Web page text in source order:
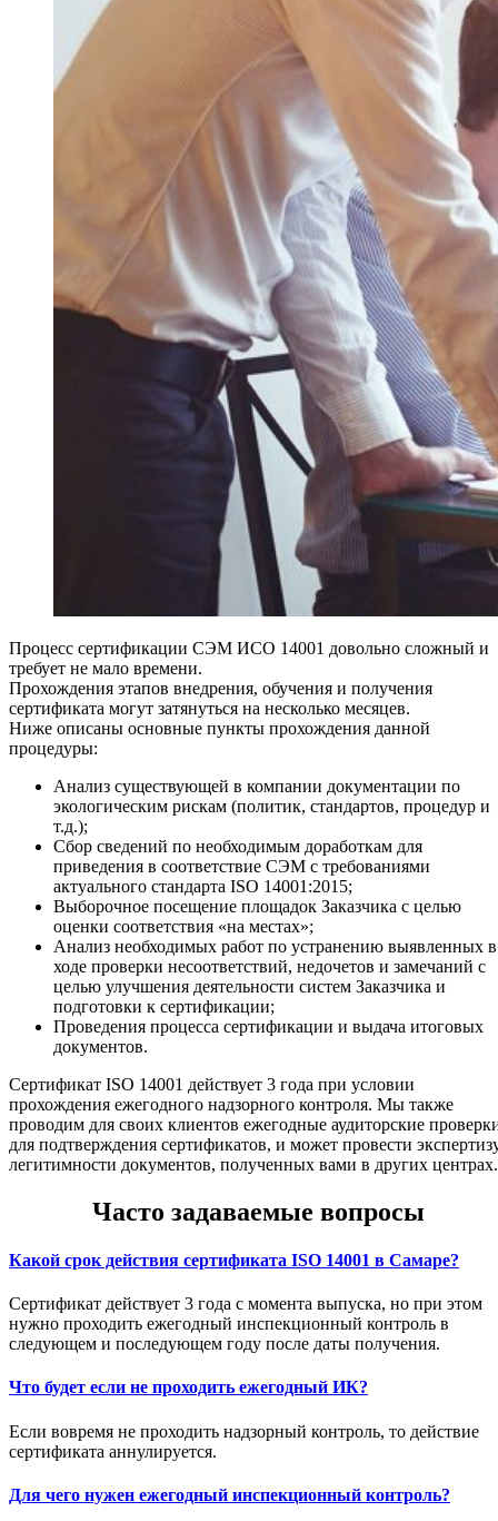
Процесс сертификации СЭМ ИСО 14001 довольно сложный и
требует не мало времени.
Прохождения этапов внедрения, обучения и получения
сертификата могут затянуться на несколько месяцев.
Ниже описаны основные пункты прохождения данной
процедуры:
Анализ существующей в компании документации по
экологическим рискам (политик, стандартов, процедур и
т.д.);
Сбор сведений по необходимым доработкам для
приведения в соответствие СЭМ с требованиями
актуального стандарта ISO 14001:2015;
Выборочное посещение площадок Заказчика с целью
оценки соответствия «на местах»;
Анализ необходимых работ по устранению выявленных в
ходе проверки несоответствий, недочетов и замечаний с
целью улучшения деятельности систем Заказчика и
подготовки к сертификации;
Проведения процесса сертификации и выдача итоговых
документов.
Сертификат ISO 14001 действует 3 года при условии
прохождения ежегодного надзорного контроля. Мы также
проводим для своих клиентов ежегодные аудиторские
для подтверждения сертификатов, и может провести
легитимности документов, полученных вами в других центрах.
Часто задаваемые вопросы
Какой срок действия сертификата ISO 14001 в Самаре?
Сертификат действует 3 года с момента выпуска, но при этом
нужно проходить ежегодный инспекционный контроль в
следующем и последующем году после даты получения.
Что будет если не проходить ежегодный ИК?
Если вовремя не проходить надзорный контроль, то действие
сертификата аннулируется.
Для чего нужен ежегодный инспекционный контроль?